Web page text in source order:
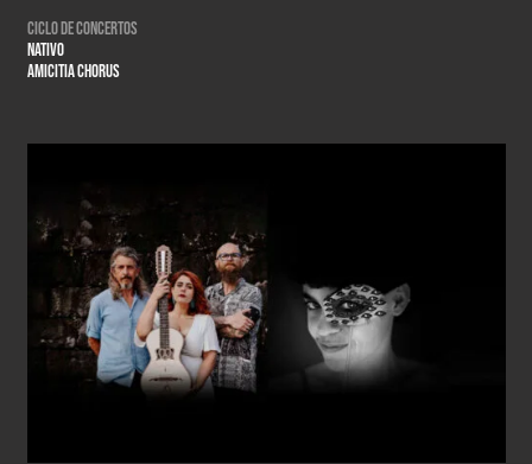
ciclo de concertos
NATIVO
Amicitia Chorus